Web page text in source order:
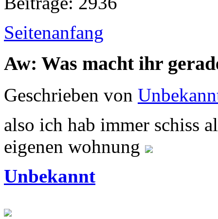
Seitenanfang
Aw: Was macht ihr
Geschrieben von
also ich hab immer schiss
eigenen wohnung
Unbekannt